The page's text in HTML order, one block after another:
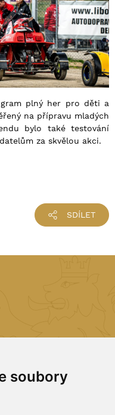
soubory
plný her pro děti a
na přípravu mladých
bylo také testování
za skvělou akci.
SDÍLET